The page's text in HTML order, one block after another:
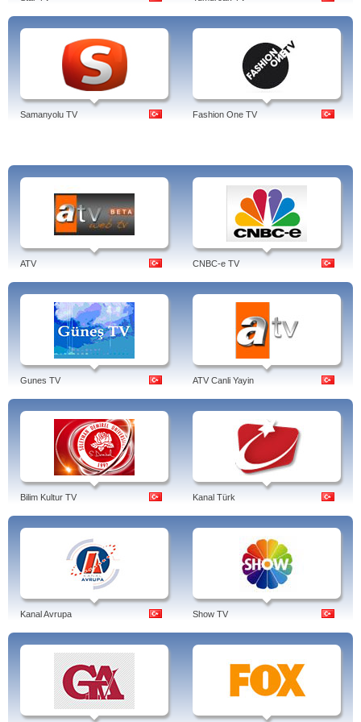
Samanyolu TV Fashion One TV
ATV CNBC-e TV
Gunes TV ATV Canli Yayin
Bilim Kultur TV Kanal Türk
Kanal Avrupa Show TV